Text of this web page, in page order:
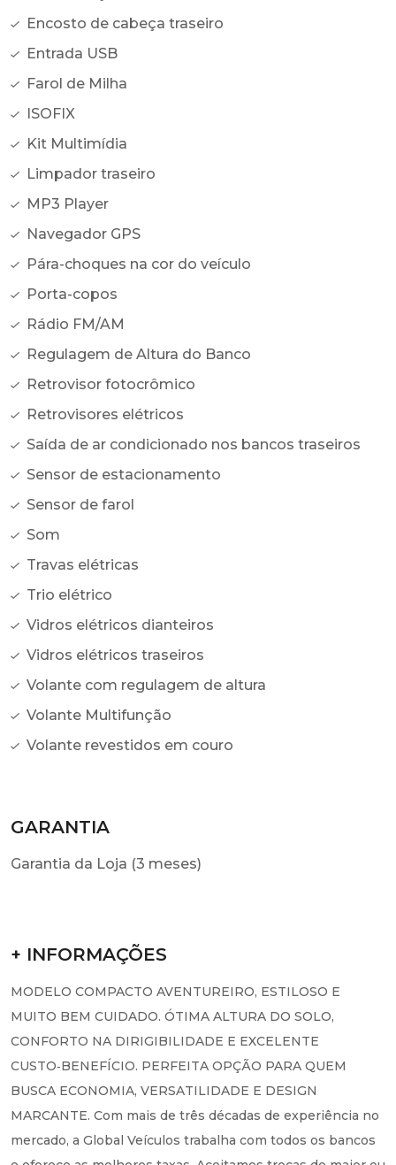
Encosto de cabeça traseiro
Entrada USB
Farol de Milha
ISOFIX
Kit Multimídia
Limpador traseiro
MP3 Player
Navegador GPS
Pára-choques na cor do veículo
Porta-copos
Rádio FM/AM
Regulagem de Altura do Banco
Retrovisor fotocrômico
Retrovisores elétricos
Saída de ar condicionado nos bancos traseiros
Sensor de estacionamento
Sensor de farol
Som
Travas elétricas
Trio elétrico
Vidros elétricos dianteiros
Vidros elétricos traseiros
Volante com regulagem de altura
Volante Multifunção
Volante revestidos em couro
GARANTIA
Garantia da Loja (3 meses)
+ INFORMAÇÕES
MODELO COMPACTO AVENTUREIRO, ESTILOSO E
MUITO BEM CUIDADO. ÓTIMA ALTURA DO SOLO,
CONFORTO NA DIRIGIBILIDADE E EXCELENTE
CUSTO‑BENEFÍCIO. PERFEITA OPÇÃO PARA QUEM
BUSCA ECONOMIA, VERSATILIDADE E DESIGN
MARCANTE. Com mais de três décadas de experiência no
mercado, a Global Veículos trabalha com todos os bancos